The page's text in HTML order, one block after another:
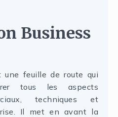
Business
une feuille de route qui
tous les aspects
techniques et
Il met en avant la